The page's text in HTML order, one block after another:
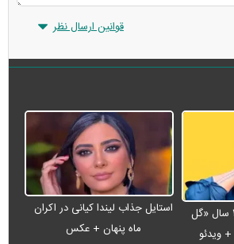
قوانین ارسال نظر
شادمهر عقیلی بعد از ۲۸ سال «گل
ویدئو
استایل جذاب لیندا کیانی در اکران
ماه پنهان + عکس